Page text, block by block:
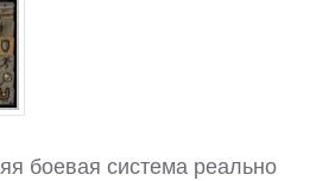
боевая система реально